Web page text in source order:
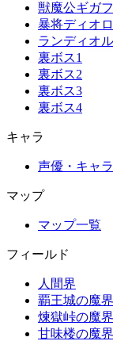
獣魔公ギガ
暴将ディオ
ランディオ
裏ボス1
裏ボス2
裏ボス3
裏ボス4
キャラ
声優・キャ
マップ
マップ一覧
フィールド
人間界
覇王城の魔界
煉獄峠の魔界
甘味楼の魔界